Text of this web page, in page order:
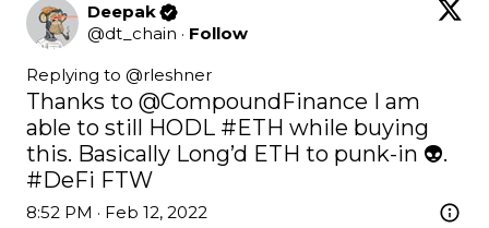
Deepak
@dt_chain · Follow
Replying to @rleshner
Thanks to @CompoundFinance I am
able to still HODL #ETH while buying
#DeFi FTW
8:52 PM · Feb 12, 2022